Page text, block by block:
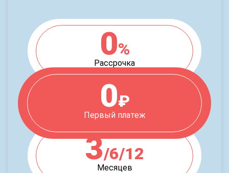
0%
Рассрочка
0₽
Первый платеж
3/6/12
Месяцев